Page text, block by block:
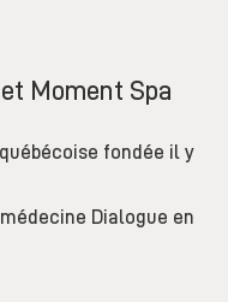
Moment Spa
fondée il y
Dialogue en